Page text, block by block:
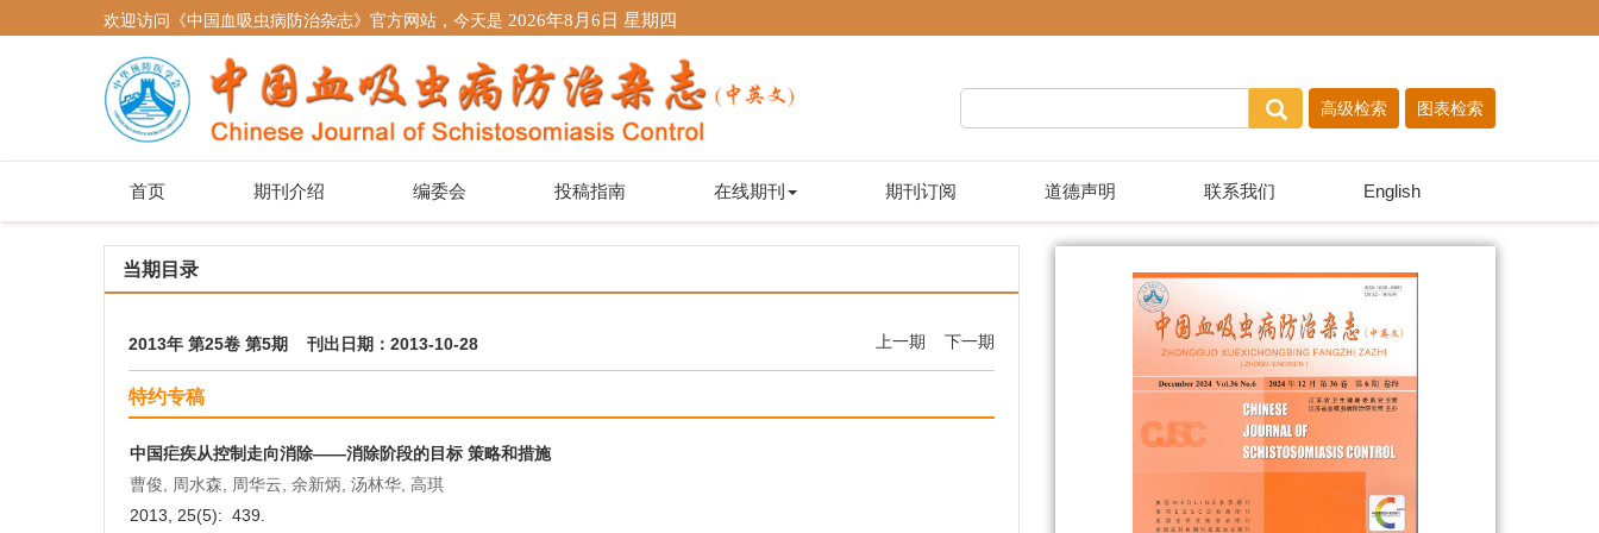
欢迎访问《中国血吸虫病防治杂志》官方网站，今天是 2026年8月6日 星期四
首页 期刊介绍 编委会 投稿指南 在线期刊 期刊订阅 道德声明 联系我们 English
当期目录
2013年 第25卷 第5期 刊出日期：2013-10-28 上一期 下一期
特约专稿
中国疟疾从控制走向消除——消除阶段的目标 策略和措施
曹俊, 周水森, 周华云, 余新炳, 汤林华, 高琪
2013, 25(5): 439.